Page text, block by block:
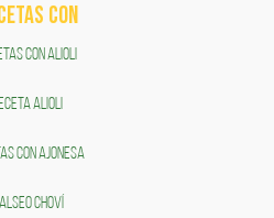
COn
CON ALIOLI
ALIOLI
CON AJONESA
CHOVÍ